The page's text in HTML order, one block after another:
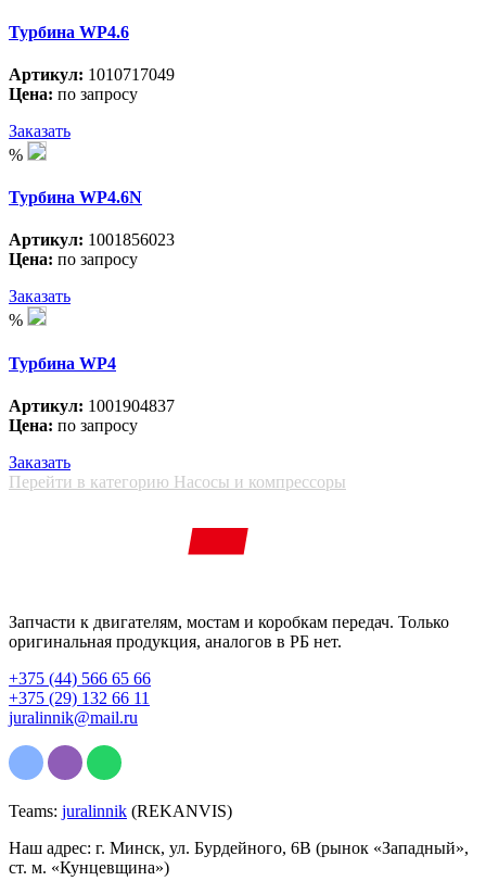
Турбина WP4.6
Артикул: 1010717049
Цена: по запросу
Заказать
%
Турбина WP4.6N
Артикул: 1001856023
Цена: по запросу
Заказать
%
Турбина WP4
Артикул: 1001904837
Цена: по запросу
Заказать
Перейти в категорию Насосы и компрессоры
Запчасти к двигателям, мостам и коробкам передач. Только
оригинальная продукция, аналогов в РБ нет.
+375 (44) 566 65 66
+375 (29) 132 66 11
juralinnik@mail.ru
Teams: juralinnik (REKANVIS)
Наш адрес: г. Минск, ул. Бурдейного, 6В (рынок «Западный»,
ст. м. «Кунцевщина»)